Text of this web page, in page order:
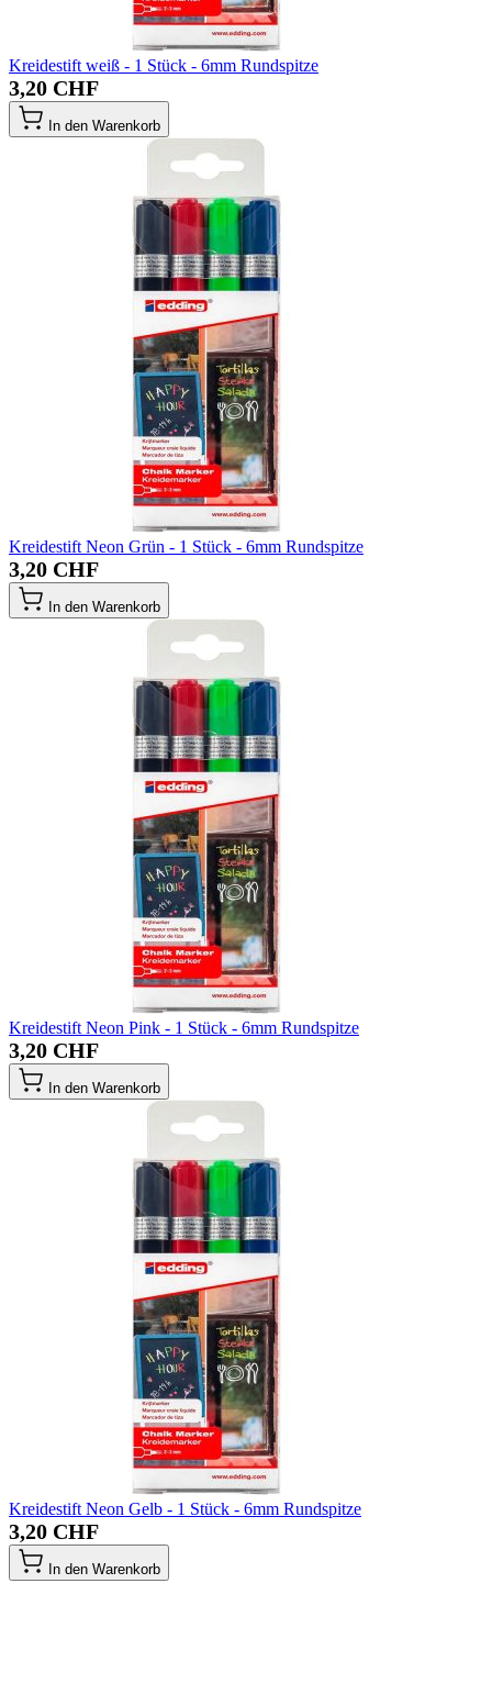
Kreidestift weiß - 1 Stück - 6mm Rundspitze
3,20 CHF
In den Warenkorb
Kreidestift Neon Grün - 1 Stück - 6mm Rundspitze
3,20 CHF
In den Warenkorb
Kreidestift Neon Pink - 1 Stück - 6mm Rundspitze
3,20 CHF
In den Warenkorb
Kreidestift Neon Gelb - 1 Stück - 6mm Rundspitze
3,20 CHF
In den Warenkorb